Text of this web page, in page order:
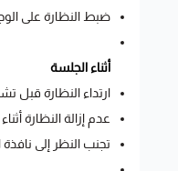
ضبط النظارة على
أثناء الجلسة
ارتداء النظارة قبل
عدم إزالة النظارة
تجنب النظر إلى